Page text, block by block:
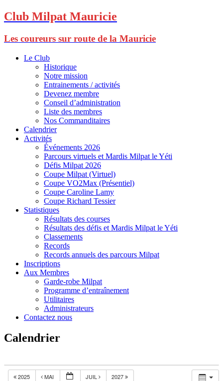
Club Milpat Mauricie
Les coureurs sur route de la Mauricie
Le Club
Historique
Notre mission
Entrainements / activités
Devenez membre
Conseil d’administration
Liste des membres
Nos Commanditaires
Calendrier
Activités
Événements 2026
Parcours virtuels et Mardis Milpat le Yéti
Défis Milpat 2026
Coupe Milpat (Virtuel)
Coupe VO2Max (Présentiel)
Coupe Caroline Lamy
Coupe Richard Tessier
Statistiques
Résultats des courses
Résultats des défis et Mardis Milpat le Yéti
Classements
Records
Records annuels des parcours Milpat
Inscriptions
Aux Membres
Garde-robe Milpat
Programme d’entraînement
Utilitaires
Administrateurs
Contactez nous
Calendrier
2025 MAI JUIL 2027